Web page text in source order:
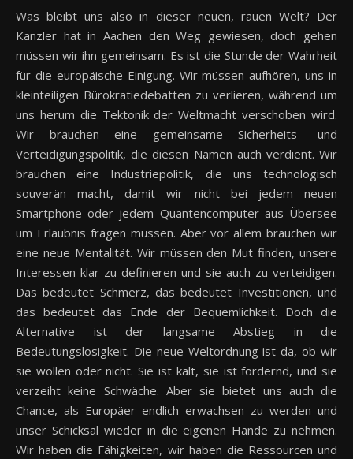
Was bleibt uns also in dieser neuen, rauen Welt? Der
Kanzler hat in Aachen den Weg gewiesen, doch gehen
müssen wir ihn gemeinsam. Es ist die Stunde der Wahrheit
für die europäische Einigung. Wir müssen aufhören, uns in
kleinteiligen Bürokratiedebatten zu verlieren, während um
uns herum die Tektonik der Weltmacht verschoben wird.
Wir brauchen eine gemeinsame Sicherheits- und
Verteidigungspolitik, die diesen Namen auch verdient. Wir
brauchen eine Industriepolitik, die uns technologisch
souverän macht, damit wir nicht bei jedem neuen
Smartphone oder jedem Quantencomputer aus Übersee
um Erlaubnis fragen müssen. Aber vor allem brauchen wir
eine neue Mentalität. Wir müssen den Mut finden, unsere
Interessen klar zu definieren und sie auch zu verteidigen.
Das bedeutet Schmerz, das bedeutet Investitionen, und
das bedeutet das Ende der Bequemlichkeit. Doch die
Alternative ist der langsame Abstieg in die
Bedeutungslosigkeit. Die neue Weltordnung ist da, ob wir
sie wollen oder nicht. Sie ist kalt, sie ist fordernd, und sie
verzeiht keine Schwäche. Aber sie bietet uns auch die
Chance, als Europäer endlich erwachsen zu werden und
unser Schicksal wieder in die eigenen Hände zu nehmen.
Wir haben die Fähigkeiten, wir haben die Ressourcen und